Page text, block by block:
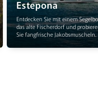
Estepona
Entdecken Sie mit einem
das alte Fischerdorf und
Sie fangfrische Jakobsmuscheln.